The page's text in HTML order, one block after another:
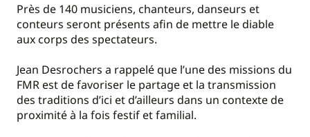
Près de 140 musiciens, chanteurs, danseurs et
conteurs seront présents afin de mettre le diable
aux corps des spectateurs.
Jean Desrochers a rappelé que l’une des missions du
FMR est de favoriser le partage et la transmission
des traditions d’ici et d’ailleurs dans un contexte de
proximité à la fois festif et familial.